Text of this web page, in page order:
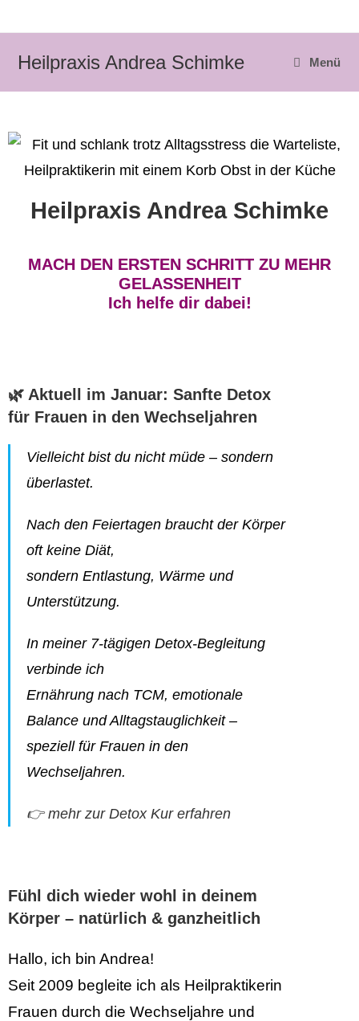
Heilpraxis Andrea Schimke Menü
Heilpraxis Andrea Schimke
MACH DEN ERSTEN SCHRITT ZU MEHR
GELASSENHEIT
Ich helfe dir dabei!
🌿 Aktuell im Januar: Sanfte Detox
für Frauen in den Wechseljahren
Vielleicht bist du nicht müde – sondern
überlastet.
Nach den Feiertagen braucht der Körper
oft keine Diät,
sondern Entlastung, Wärme und
Unterstützung.
In meiner 7-tägigen Detox-Begleitung
verbinde ich
Ernährung nach TCM, emotionale
Balance und Alltagstauglichkeit –
speziell für Frauen in den
Wechseljahren.
👉 mehr zur Detox Kur erfahren
Fühl dich wieder wohl in deinem
Körper – natürlich & ganzheitlich
Hallo, ich bin Andrea!
Seit 2009 begleite ich als Heilpraktikerin
Frauen durch die Wechseljahre und